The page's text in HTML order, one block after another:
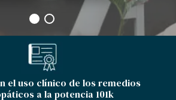
el uso clínico de los remedios
a la potencia 101k